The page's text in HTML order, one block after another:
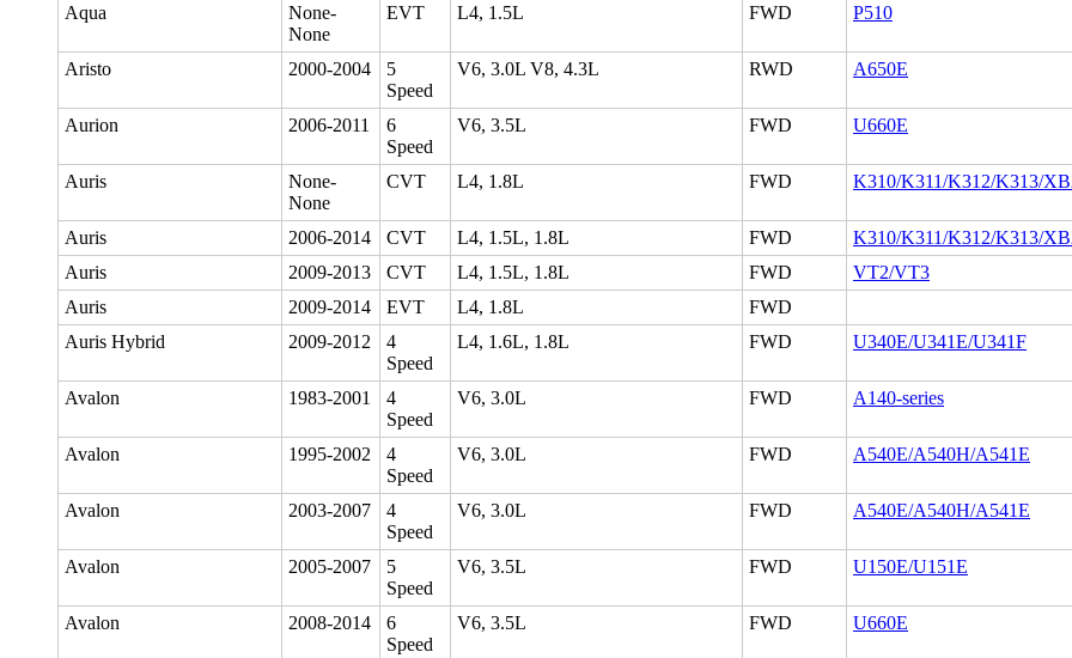
Aqua
None-
None
EVT L4, 1.5L FWD P510
Aristo 2000-2004
5
Speed
V6, 3.0L V8, 4.3L RWD A650E
Aurion 2006-2011
6
Speed
V6, 3.5L FWD U660E
Auris
None-
None
CVT L4, 1.8L FWD K310/K311/K312/K313/
Auris 2006-2014 CVT L4, 1.5L, 1.8L FWD
K310/K311/K312/K313/
Auris
2009-2013 CVT L4, 1.5L, 1.8L FWD
VT2/VT3
Auris
2009-2014 EVT L4, 1.8L
FWD
Auris Hybrid
2009-2012
4
Speed
L4, 1.6L, 1.8L FWD U340E/U341E/U341F
Avalon 1983-2001
4
Speed
V6, 3.0L FWD A140-series
Avalon 1995-2002
4
Speed
V6, 3.0L FWD A540E/A540H/A541E
Avalon 2003-2007
4
Speed
V6, 3.0L FWD A540E/A540H/A541E
Avalon 2005-2007
5
Speed
V6, 3.5L FWD U150E/U151E
Avalon 2008-2014
6
Speed
V6, 3.5L FWD U660E